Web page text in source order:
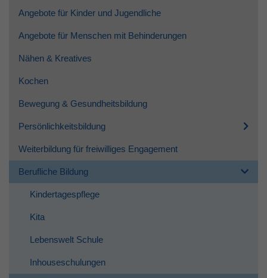
Angebote für Kinder und Jugendliche
Angebote für Menschen mit Behinderungen
Nähen & Kreatives
Kochen
Bewegung & Gesundheitsbildung
Persönlichkeitsbildung
Weiterbildung für freiwilliges Engagement
Berufliche Bildung
Kindertagespflege
Kita
Lebenswelt Schule
Inhouseschulungen